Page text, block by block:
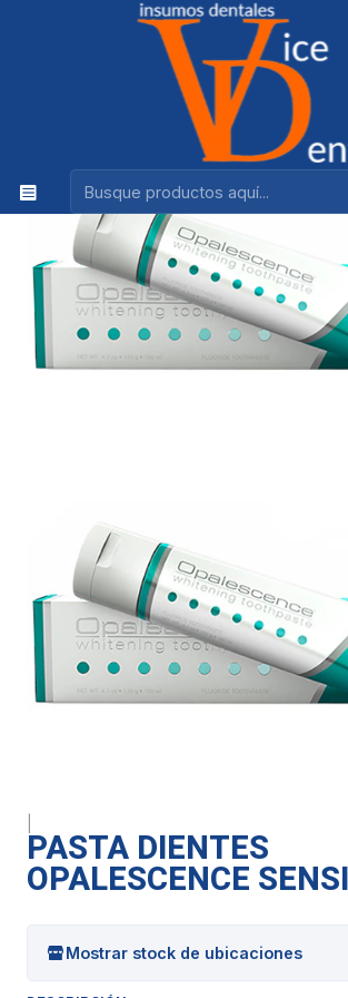
Ventas +56944575313
BLANQUEAMIENTOS
PASTA DIENTES OPALESCENCE SENSITIVE
PASTA DIENTES
OPALESCENCE
Mostrar stock de ubicaciones